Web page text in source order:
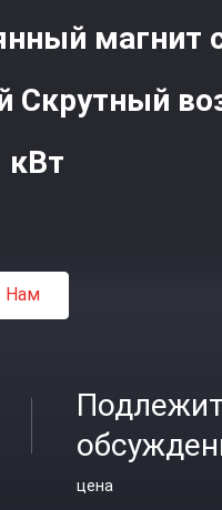
магнит
Скрутный
кВт
Нам
Подлежит
цена